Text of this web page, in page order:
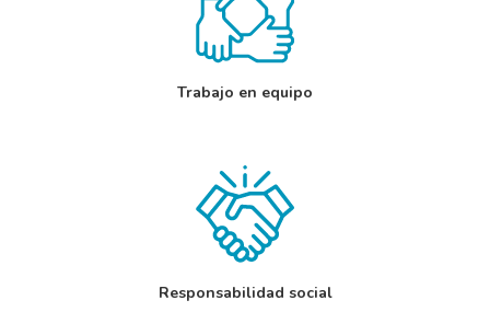
Trabajo en equipo
Responsabilidad social